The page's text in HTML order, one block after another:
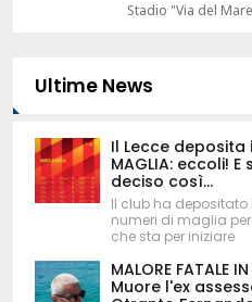
Stadio "Via del
Ultime News
Il Lecce deposita i
MAGLIA: eccoli! E
deciso così...
Il club ha depositato
numeri di maglia
che sta per iniziare
MALORE FATALE
Muore l'ex